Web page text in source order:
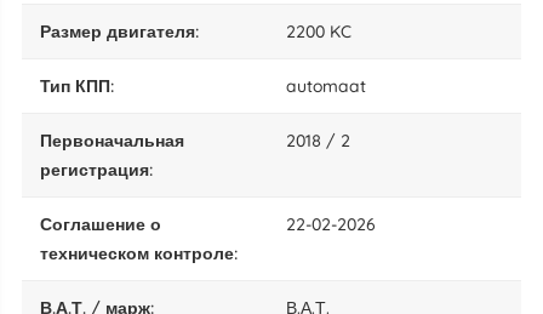
размер двигателя: 2200 KC
тип КПП: automaat
Первоначальная
регистрация:
2018 / 2
Соглашение о
техническом контроле:
22-02-2026
В.А.Т. / марж: В.А.Т.